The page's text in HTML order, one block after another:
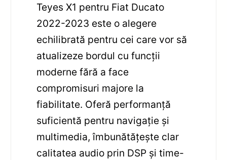
Teyes X1 pentru Fiat Ducato
2022-2023 este o alegere
echilibrată pentru cei care vor să
atualizeze bordul cu funcții
moderne fără a face
compromisuri majore la
fiabilitate. Oferă performanță
suficientă pentru navigație și
multimedia, îmbunătățește clar
calitatea audio prin DSP și time-